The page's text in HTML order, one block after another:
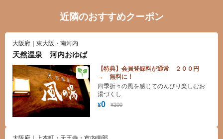
近隣のおすすめクーポン
大阪府｜東大阪・南河内
天然温泉 河内おゆば
【特典】会員登録料が通常 ２００円
→ 無料に！
¥0 ¥200
四季折々の風を感じてのんびり楽しむお
湯づくし